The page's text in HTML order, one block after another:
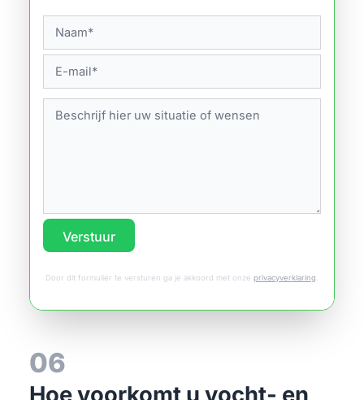
Verstuur
Door dit formulier te versturen ga je akkoord met onze privacyverklaring
06
Hoe voorkomt u vocht- en